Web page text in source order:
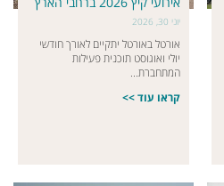
יוני 30, 2026
אורטל באורטל יתקיים לאורך חודשי
יולי ואוגוסט תוכנית פעילות
המתחברת...
קראו עוד >>